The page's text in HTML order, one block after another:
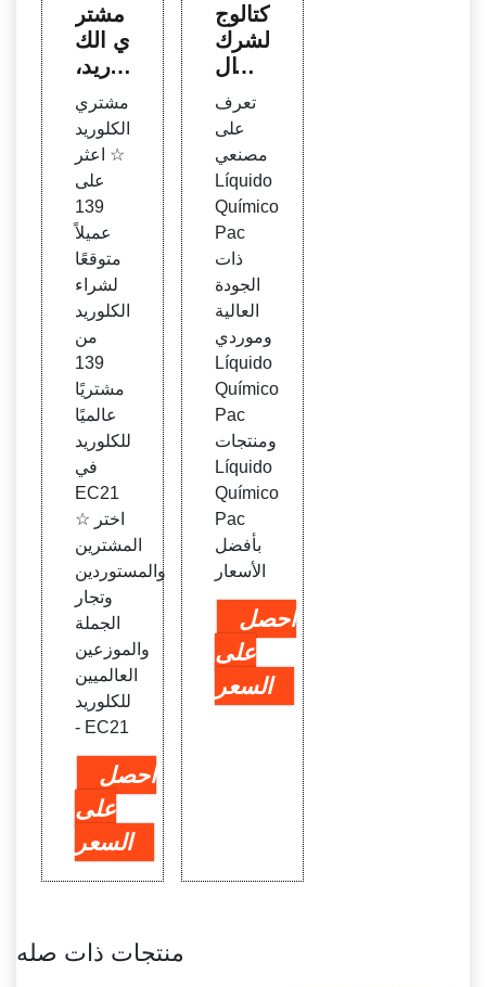
مشتر
ي الك
لوريد،
فرص
الشرا
ء، مس
توردو
الكلور
يد
مشتري
الكلوريد
☆ اعثر
على
139
عميلاً
متوقعًا
لشراء
الكلوريد
من
139
مشتريًا
عالميًا
للكلوريد
في
EC21
☆ اختر
المشترين
والمستوردين
وتجار
الجملة
والموزعين
العالميين
للكلوريد
- EC21
احصل
على
السعر
كتالوج
الشرك
ات ال
مصنع
ة لـ L
íquid
o Qu
ímic
o Pa
c de
alta
تعرف
على
مصنعي
Líquido
Químico
Pac
ذات
الجودة
العالية
وموردي
Líquido
Químico
Pac
ومنتجات
Líquido
Químico
Pac
بأفضل
الأسعار
احصل
على
السعر
منتجات ذات صله